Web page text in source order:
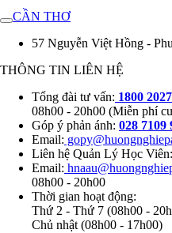
CẦN THƠ
57 Nguyễn Việt Hồng -
THÔNG TIN LIÊN HỆ
Tổng đài tư vấn: 1800 2027
08h00 - 20h00 (Miễn phí
Góp ý phản ánh: 028 7109
Email:
Liên hệ Quản Lý Học Viên:
Email:
08h00 - 20h00
Thời gian hoạt động:
Thứ 2 - Thứ 7 (08h00 -
Chủ nhật (08h00 - 17h00)